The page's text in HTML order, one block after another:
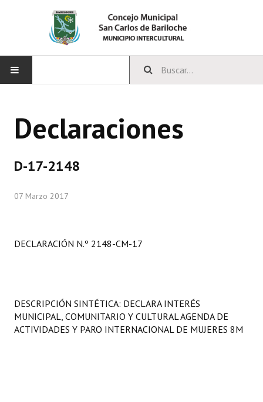
CONCEJO
LEGISLACIÓN
Constitución Nacional
Declaraciones
D-17-2148
07 Marzo 2017
DECLARACIÓN N.º 2148-CM-17
DESCRIPCIÓN SINTÉTICA: DECLARA INTERÉS
MUNICIPAL, COMUNITARIO Y CULTURAL AGENDA DE
ACTIVIDADES Y PARO INTERNACIONAL DE MUJERES 8M